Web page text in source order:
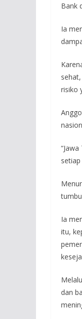
Bank
Ia
risiko
Ia
itu,
dan